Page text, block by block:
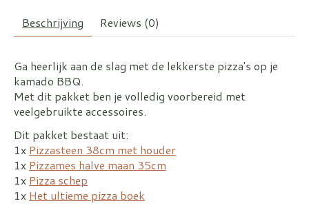
Beschrijving Reviews (0)
Ga heerlijk aan de slag met de lekkerste pizza's op je
kamado BBQ.
Met dit pakket ben je volledig voorbereid met
veelgebruikte accessoires.
Dit pakket bestaat uit:
1x Pizzasteen 38cm met houder
1x Pizzames halve maan 35cm
1x Pizza schep
1x Het ultieme pizza boek